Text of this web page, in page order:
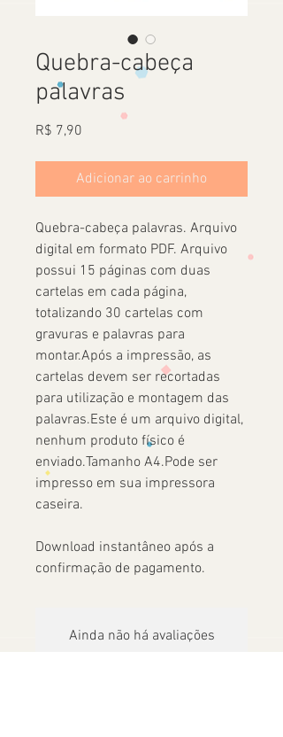
Quebra-cabeça
palavras
R$ 7,90
Adicionar ao carrinho
Quebra-cabeça palavras. Arquivo
digital em formato PDF. Arquivo
possui 15 páginas com duas
cartelas em cada página,
totalizando 30 cartelas com
gravuras e palavras para
montar.Após a impressão, as
cartelas devem ser recortadas
para utilização e montagem das
palavras.Este é um arquivo digital,
nenhum produto físico é
enviado.Tamanho A4.Pode ser
impresso em sua impressora
caseira.
Download instantâneo após a
confirmação de pagamento.
Ainda não há avaliações